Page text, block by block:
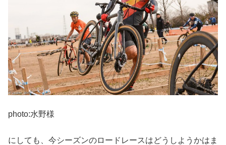
photo:水野様
にしても、今シーズンのロードレースはどうしようかはま